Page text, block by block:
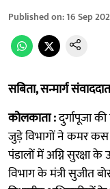
Published on:16 Sep
सबिता, सन्मार्ग
कोलकाता :दुर्गापूजा
जुड़े विभागों ने कमर
पंडालों में अग्नि सुरक्षा
विभाग के मंत्री सुजीत